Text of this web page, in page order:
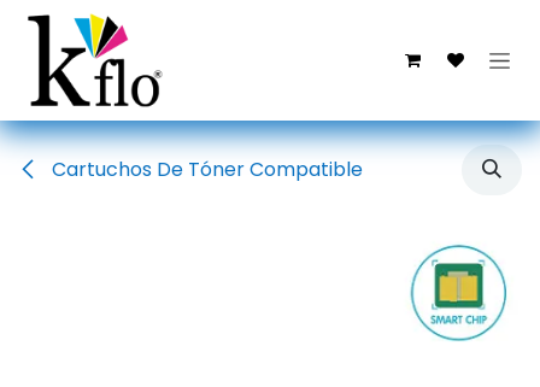
Ir al contenido
Cartuchos De Tóner Compatible